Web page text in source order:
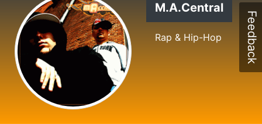
M.A.Central
Rap & Hip-Hop Feedback